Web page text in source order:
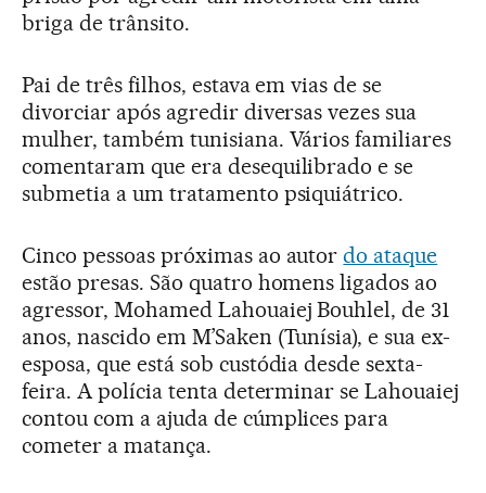
briga de trânsito.
Pai de três filhos, estava em vias de se
divorciar após agredir diversas vezes sua
mulher, também tunisiana. Vários familiares
comentaram que era desequilibrado e se
submetia a um tratamento psiquiátrico.
Cinco pessoas próximas ao autordo ataque
estão presas. São quatro homens ligados ao
agressor, Mohamed Lahouaiej Bouhlel, de 31
anos, nascido em M’Saken (Tunísia), e sua ex-
esposa, que está sob custódia desde sexta-
feira. A polícia tenta determinar se Lahouaiej
contou com a ajuda de cúmplices para
cometer a matança.